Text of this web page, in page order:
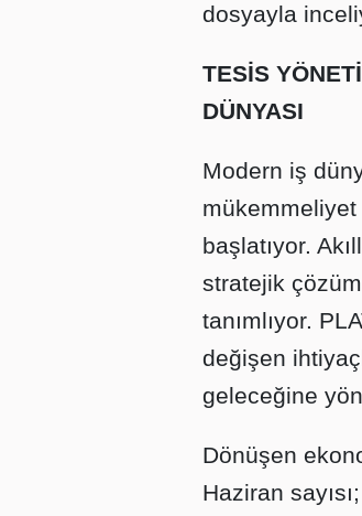
dosyayla
TESİS
DÜNYASI
Modern iş
başlatıyor.
stratejik
tanımlıyor.
değişen
geleceğine
Dönüşen
Haziran